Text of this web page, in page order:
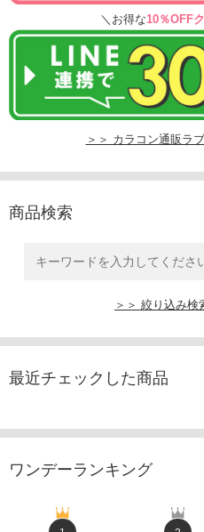
＼お得な10％OFF
＞＞ カラコン通販ラ
商品検索
＞＞ 絞り込み検
最近チェックした商品
ワンデーランキング